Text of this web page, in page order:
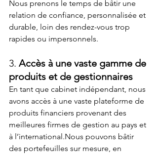
Nous prenons le temps de bâtir une
relation de confiance, personnalisée et
durable, loin des rendez-vous trop
rapides ou impersonnels.
3. Accès à une vaste gamme de
produits et de gestionnaires
En tant que cabinet indépendant, nous
avons accès à une vaste plateforme de
produits financiers provenant des
meilleures firmes de gestion au pays et
à l’international.Nous pouvons bâtir
des portefeuilles sur mesure, en